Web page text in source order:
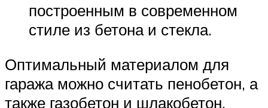
построенным в современном
стиле из бетона и стекла.
Оптимальный материалом для
гаража можно считать пенобетон, а
также газобетон и шлакобетон.